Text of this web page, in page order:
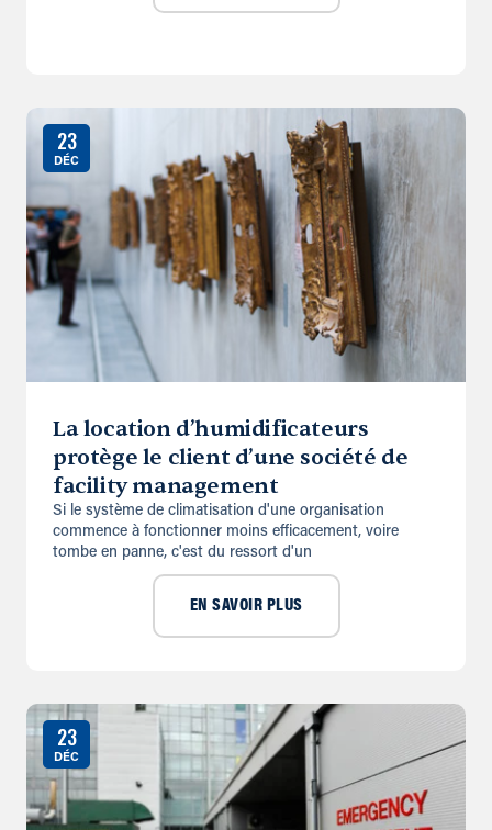
23
DÉC
La location d’humidificateurs
protège le client d’une société de
facility management
Si le système de climatisation d'une organisation
commence à fonctionner moins efficacement, voire
tombe en panne, c'est du ressort d'un
EN SAVOIR PLUS
23
DÉC